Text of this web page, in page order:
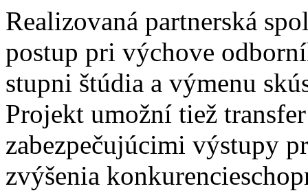
Realizovaná partnerská
postup pri výchove
stupni štúdia a výmenu
Projekt umožní tiež
zabezpečujúcimi výstupy
zvýšenia